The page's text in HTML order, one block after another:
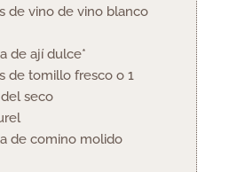
de vino de vino blanco
de ají dulce*
de tomillo fresco o 1
seco
de comino molido